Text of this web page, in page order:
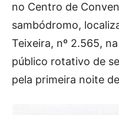
no Centro de
sambódromo,
Teixeira, nº 2.565,
público rotativo de
pela primeira noite